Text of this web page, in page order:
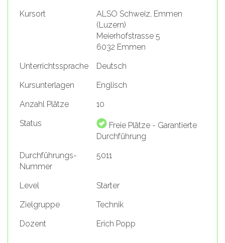
Kursort
ALSO Schweiz, Emmen
(Luzern)
Meierhofstrasse 5
6032 Emmen
Unterrichtssprache
Deutsch
Kursunterlagen
Englisch
Anzahl Plätze
10
Status
Freie Plätze - Garantierte
Durchführung
Durchführungs-
Nummer
5011
Level
Starter
Zielgruppe
Technik
Dozent
Erich Popp